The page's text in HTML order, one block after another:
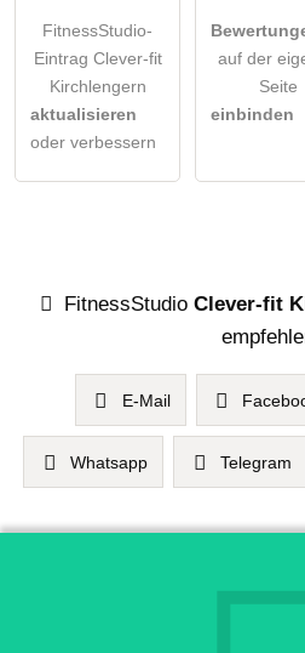
FitnessStudio-
Eintrag Clever-fit
Kirchlengern
aktualisieren
oder verbessern
auf der
Seite
einbinden
FitnessStudio Clever-fit
E-Mail
Whatsapp Telegram